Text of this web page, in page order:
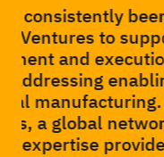
on
» We are
since years
what we
buying or
Jansen is
worldwide
segment